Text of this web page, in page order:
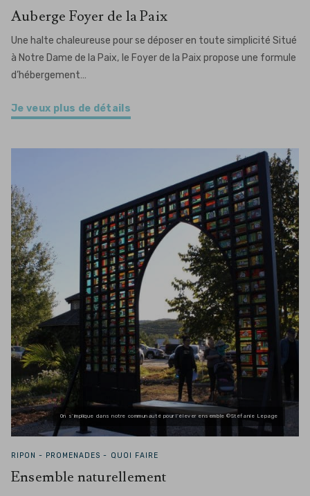
Auberge Foyer de la Paix
Une halte chaleureuse pour se déposer en toute simplicité Situé
à Notre Dame de la Paix, le Foyer de la Paix propose une formule
d’hébergement…
Je veux plus de détails
On s’implique dans notre communauté pour l’élever ensemble ©Stéfanie Lepage
RIPON - PROMENADES - QUOI FAIRE
Ensemble naturellement